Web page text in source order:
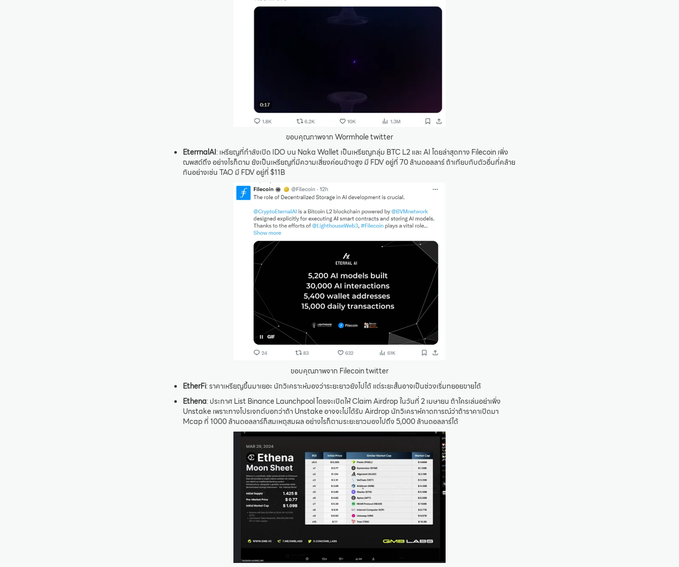
ขอบคุณภาพจาก Wormhole twitter
EterrnalAI: เหรียญที่กำลังเปิด IDO บน Naka Wallet เป็นเหรียญกลุ่ม BTC L2 และ AI โดยล่าสุดทาง Filecoin เพิ่ง
ฌพสต์ถึง อย่างไรก็ตาม ยังเป็นเหรียญที่มีความเสี่ยงค่อนข้างสูง มี FDV อยู่ที่ 70 ล้านดอลลาร์ ถ้าเทียบกับตัวอื่นที่คล้าย
กันอย่างเช่น TAO มี FDV อยู่ที่ $11B
ขอบคุณภาพจาก Filecoin twitter
EtherFi: ราคาเหรียญขึ้นมาเยอะ นักวิเคราะห์มองว่าระยะยาวยังไปได้ แต่ระยะสั้นอาจเป็นช่วงเริ่มทยอยขายได้
Ethena: ประกาศ List Binance Launchpool โดยจะเปิดให้ Claim Airdrop ในวันที่ 2 เมษายน ถ้าใครเล่นอย่าเพิ่ง
Unstake เพราะทางโปรเจกต์บอกว่าถ้า Unstake อาจจะไม่ได้รับ Airdrop นักวิเคราห์คาดการณ์ว่าถ้าราคาเปิดมา
Mcap ที่ 1000 ล้านดอลลาร์ก็สมเหตุสมผล อย่างไรก็ตามระยะยาวมองไปถึง 5,000 ล้านดอลลาร์ได้